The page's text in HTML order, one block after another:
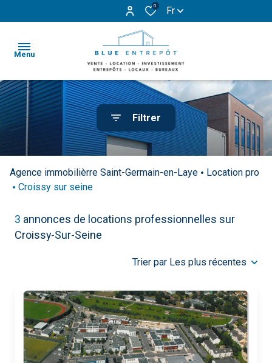
0 Fr
Menu
Accueil
Ventes
Bureaux
Entrepôts
et
Voir
Bureaux
Entrepôts
et
Voir
Investissement
Contact
Nos
Filtrer
Agence immobilièrre Saint-Germain-en-Laye
Location pro
Croissy sur seine
3 annonces de locations professionnelles sur
Croissy-Sur-Seine
Trier par Les plus récentes